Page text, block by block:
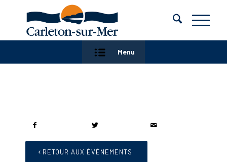
Menu
RETOUR AUX ÉVÉNEMENTS